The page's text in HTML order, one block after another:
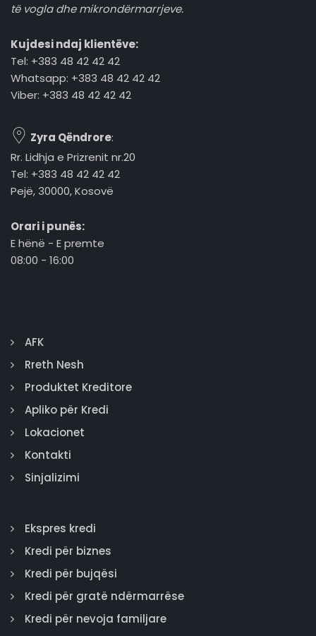
të vogla dhe mikrondërmarrjeve.
Kujdesi ndaj klientëve:
Tel: +383 48 42 42 42
Whatsapp: +383 48 42 42 42
Viber: +383 48 42 42 42
Zyra Qëndrore:
Rr. Lidhja e Prizrenit nr.20
Tel: +383 48 42 42 42
Pejë, 30000, Kosovë
Orari i punës:
E hënë - E premte
08:00 - 16:00
AFK
Rreth Nesh
Produktet Kreditore
Apliko për Kredi
Lokacionet
Kontakti
Sinjalizimi
Ekspres kredi
Kredi për biznes
Kredi për bujqësi
Kredi për gratë ndërmarrëse
Kredi për nevoja familjare